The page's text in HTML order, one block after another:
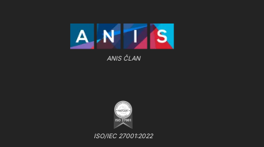
ANIS ČLAN
ISO/IEC 27001:2022